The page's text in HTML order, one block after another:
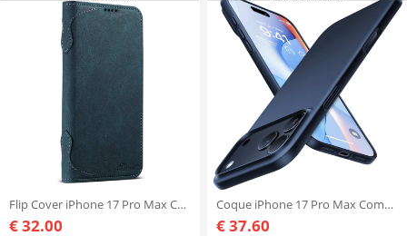
Flip Cover iPhone 17 Pro Max Compatible MagSafe Premium Vintage
€ 32.00
Coque iPhone 17 Pro Max Compatible MagSafe Premium
€ 37.60